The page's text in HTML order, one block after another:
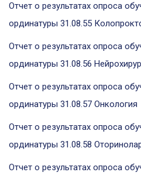
Отчет о результатах опроса
ординатуры 31.08.55
Отчет о результатах опроса
ординатуры 31.08.56
Отчет о результатах опроса
ординатуры 31.08.57 Онкология
Отчет о результатах опроса
ординатуры 31.08.58
Отчет о результатах опроса